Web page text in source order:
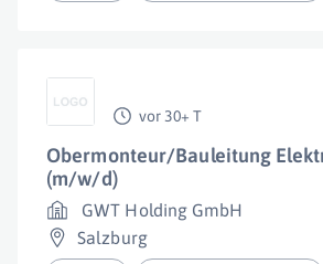
vor 30+ T
Obermonteur/Bauleitung
(m/w/d)
GWT Holding GmbH
Salzburg